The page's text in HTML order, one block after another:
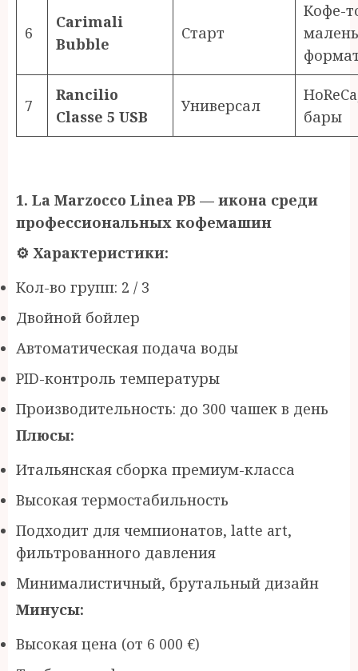
6
Carimali
Bubble
Старт
Кофе-
7
Rancilio
Classe 5 USB
Универсал
бары
1. La Marzocco Linea PB — икона среди
профессиональных кофемашин
⚙ ️ Характеристики:
Кол-во групп: 2 / 3
Двойной бойлер
Автоматическая подача воды
PID-контроль температуры
Производительность: до 300 чашек в день
Плюсы:
Итальянская сборка премиум-класса
Высокая термостабильность
Подходит для чемпионатов, latte art,
фильтрованного давления
Минималистичный, брутальный дизайн
Минусы:
Высокая цена (от 6 000 €)